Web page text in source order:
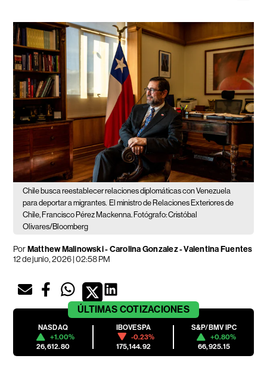
Chile busca reestablecer relaciones diplomáticas con Venezuela
para deportar a migrantes. El ministro de Relaciones Exteriores de
Chile, Francisco Pérez Mackenna. Fotógrafo: Cristóbal
Olivares/Bloomberg
PorMatthew Malinowski - Carolina Gonzalez - Valentina Fuentes
12 de junio, 2026 | 02:58 PM
ÚLTIMAS COTIZACIONES
NASDAQ
+1.00%
26,612.80
IBOVESPA
-0.23%
175,144.92
S&P/BMV IPC
+0.80%
66,925.15